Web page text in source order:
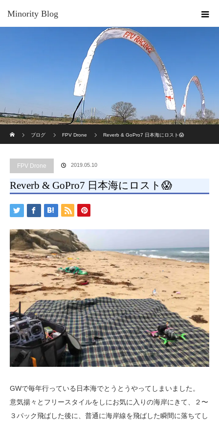
Minority Blog
ブログ
FPV Drone Reverb & GoPro7 日本海にロスト😱
FPV Drone 2019.05.10
Reverb & GoPro7 日本海にロスト😱
GWで毎年行っている日本海でとうとうやってしまいました。
意気揚々とフリースタイルをしにお気に入りの海岸にきて、２〜
３パック飛ばした後に、普通に海岸線を飛ばした瞬間に落ちてし